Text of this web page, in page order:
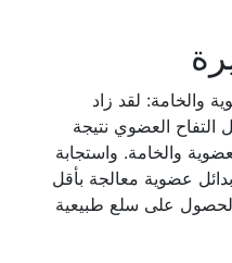
والخامة: لقد زاد
العضوي نتيجة
والخامة. واستجابة
عضوية معالجة بأقل
على سلع طبيعية